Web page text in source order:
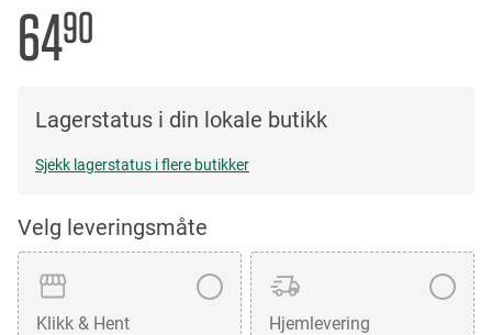
6490
Lagerstatus i din lokale butikk
Sjekk lagerstatus i flere butikker
Velg leveringsmåte
Klikk & Hent Hjemlevering
the
images
gallery